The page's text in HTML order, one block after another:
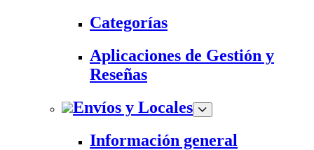
Categorías
Aplicaciones de Gestión y
Reseñas
Envíos y Locales
Información general